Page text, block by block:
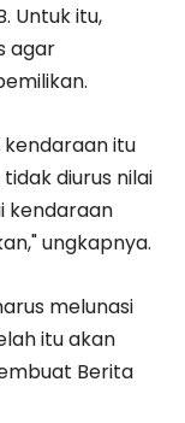
Untuk itu,
agar
itu
diurus nilai
kendaraan
ungkapnya.
melunasi
itu akan
Berita